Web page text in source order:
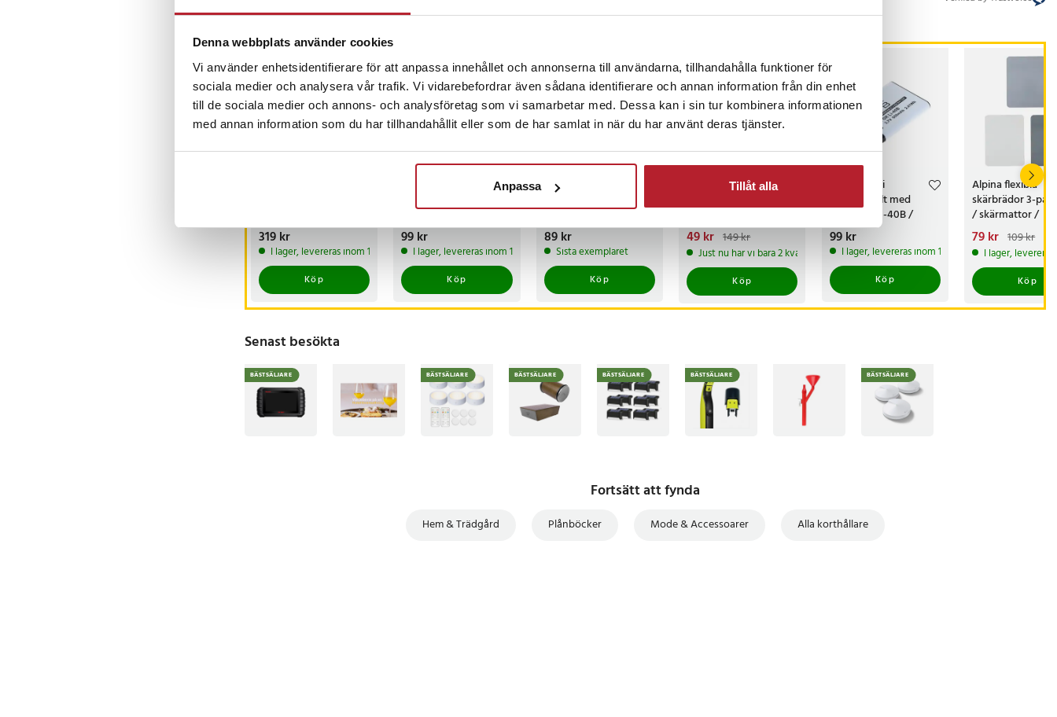
Denna webbplats använder cookies
Vi använder enhetsidentifierare för att anpassa innehållet och annonserna till användarna, tillhandahålla funktioner för
sociala medier och analysera vår trafik. Vi vidarebefordrar även sådana identifierare och annan information från din enhet
till de sociala medier och annons- och analysföretag som vi samarbetar med. Dessa kan i sin tur kombinera informationen
med annan information som du har tillhandahållit eller som de har samlat in när du har använt deras tjänster.
Anpassa Tillåt alla
XPR3000 / PR3500 /
XPR3300 / DP4000
2200mAh
Pris :319 kr
319 kr
I lager, levereras inom 1-2 vardagar
Köp
Rostfritt stål
Pris:99 kr
99 kr
I lager, levereras inom 1-2 vardagar
Köp
Batteri till Nokia
- Li-Ion 820mAh
ersättning för BL-5B
Pris:89 kr
89 kr
Sista exemplaret
Köp
-67%
Skärbrädor 3st -
Nuvarande pris
49 krTidigare pris:
149 kr
49 kr 149 kr
Just nu har vi bara 2 kvar av denna produkt
Köp
OTB-batteri
kompatibelt med
Olympus LI-40B /
Nikon EN-EL10 / Fuji
NP-45 Li-Ion
Pris:99 kr
99 kr
I lager, levereras inom 1-2 vardagar
Köp
Alpina flexibla
skärbrädor 3-
/ skärmattor /
plastskärbrädor /
skärunderlägg
Nuvarande pris
79 krTidigare pris
109 kr
79 kr 109 kr
I lager,
Köp
Senast besökta
BÄSTSÄLJARE BÄSTSÄLJARE BÄSTSÄLJARE BÄSTSÄLJARE BÄSTSÄLJARE BÄSTSÄLJARE
Fortsätt att fynda
Hem & Trädgård Plånböcker Mode & Accessoarer Alla korthållare